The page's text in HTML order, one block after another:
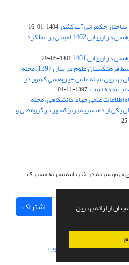
از ارائه بهترین
ساختار حکمرانی آب کشور1404-01-16
کسب رتبه الف مجلات علمی پژوهشی در ارزیابی 1402 (مبتنی بر عملکرد
ارزیابی 1401 1401-05-29
بر اساس ارزیابی انجام شده توسط فرهنگستان علوم در سال 1397، مجله
بهترین مجله علمی - پژوهشی کشور در
شده است.1397-11-01
اطلاعات علمی جهاد دانشگاهی، مجله
یکی از ده نشریه برتر کشور در گروه فنی و
مهم نشریه در خبرنامه نشریه مشترک
اشتراک
طراحی و پیاده سازی از سیناوب